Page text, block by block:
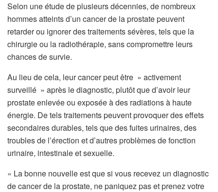
Selon une étude de plusieurs décennies, de nombreux
hommes atteints d’un cancer de la prostate peuvent
retarder ou ignorer des traitements sévères, tels que la
chirurgie ou la radiothérapie, sans compromettre leurs
chances de survie.
Au lieu de cela, leur cancer peut être » activement
surveillé » après le diagnostic, plutôt que d’avoir leur
prostate enlevée ou exposée à des radiations à haute
énergie. De tels traitements peuvent provoquer des effets
secondaires durables, tels que des fuites urinaires, des
troubles de l’érection et d’autres problèmes de fonction
urinaire, intestinale et sexuelle.
« La bonne nouvelle est que si vous recevez un diagnostic
de cancer de la prostate, ne paniquez pas et prenez votre